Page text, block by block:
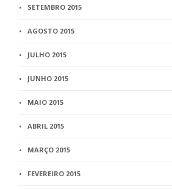
SETEMBRO 2015
AGOSTO 2015
JULHO 2015
JUNHO 2015
MAIO 2015
ABRIL 2015
MARÇO 2015
FEVEREIRO 2015